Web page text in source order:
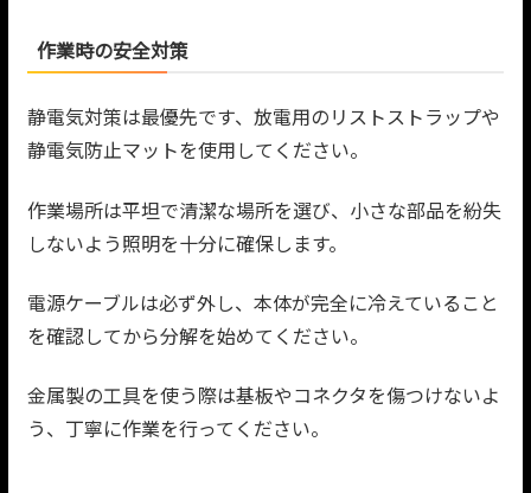
作業時の安全対策
静電気対策は最優先です、放電用のリストストラップや
静電気防止マットを使用してください。
作業場所は平坦で清潔な場所を選び、小さな部品を紛失
しないよう照明を十分に確保します。
電源ケーブルは必ず外し、本体が完全に冷えていること
を確認してから分解を始めてください。
金属製の工具を使う際は基板やコネクタを傷つけないよ
う、丁寧に作業を行ってください。